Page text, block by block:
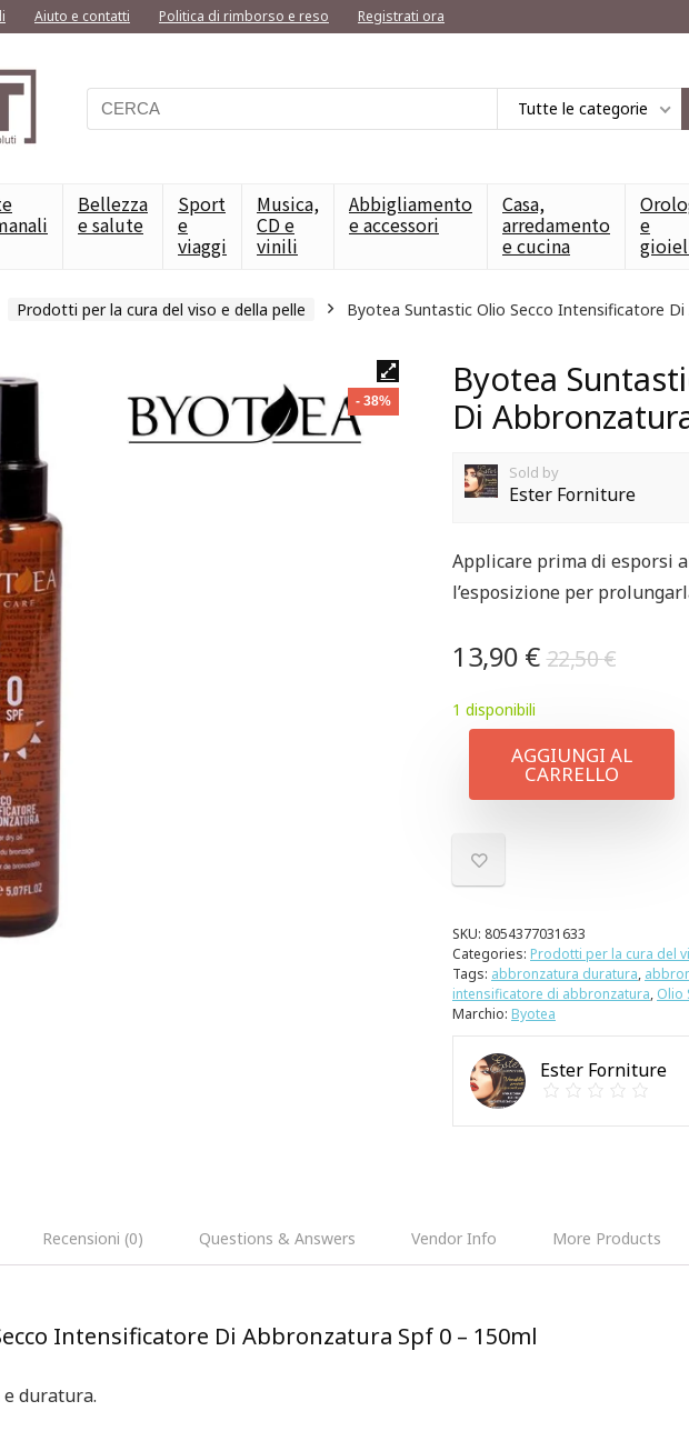
Aiuto e contatti Politica di rimborso e reso Registrati ora
Tutte le categorie
Bellezza
e salute
Sport
e
viaggi
Musica,
CD e
vinili
Abbigliamento
e accessori
Casa,
arredamento
e cucina
e
Prodotti per la cura del viso e della pelle Byotea Suntastic Olio Secco Intensificatore
- 38%
Byotea
Di
Sold by
Ester Forniture
Applicare prima di esporsi
l’esposizione per
22,50€
13,90 €
1 disponibili
AGGIUNGI AL
CARRELLO
SKU: 8054377031633
Categories: Prodotti per la cura del
Tags: abbronzatura duratura,
intensificatore di abbronzatura, Olio
Marchio: Byotea
Ester Forniture
Recensioni (0) Questions & Answers Vendor Info More Products
Intensificatore Di Abbronzatura Spf 0 – 150ml
duratura.